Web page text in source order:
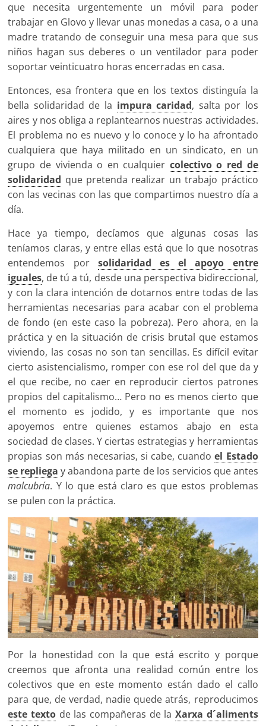
que necesita urgentemente un móvil para poder
trabajar en Glovo y llevar unas monedas a casa, o a una
madre tratando de conseguir una mesa para que sus
niños hagan sus deberes o un ventilador para poder
soportar veinticuatro horas encerradas en casa.
Entonces, esa frontera que en los textos distinguía la
bella solidaridad de la impura caridad, salta por los
aires y nos obliga a replantearnos nuestras actividades.
El problema no es nuevo y lo conoce y lo ha afrontado
cualquiera que haya militado en un sindicato, en un
grupo de vivienda o en cualquier colectivo o red de
solidaridad que pretenda realizar un trabajo práctico
con las vecinas con las que compartimos nuestro día a
día.
Hace ya tiempo, decíamos que algunas cosas las
teníamos claras, y entre ellas está que lo que nosotras
entendemos por solidaridad es el apoyo entre
iguales, de tú a tú, desde una perspectiva bidireccional,
y con la clara intención de dotarnos entre todas de las
herramientas necesarias para acabar con el problema
de fondo (en este caso la pobreza). Pero ahora, en la
práctica y en la situación de crisis brutal que estamos
viviendo, las cosas no son tan sencillas. Es difícil evitar
cierto asistencialismo, romper con ese rol del que da y
el que recibe, no caer en reproducir ciertos patrones
propios del capitalismo… Pero no es menos cierto que
el momento es jodido, y es importante que nos
apoyemos entre quienes estamos abajo en esta
sociedad de clases. Y ciertas estrategias y herramientas
propias son más necesarias, si cabe, cuandoel Estado
se repliega y abandona parte de los servicios que antes
malcubría. Y lo que está claro es que estos problemas
se pulen con la práctica.
Por la honestidad con la que está escrito y porque
creemos que afronta una realidad común entre los
colectivos que en este momento están dado el callo
para que, de verdad, nadie quede atrás, reproducimos
este texto de las compañeras de la Xarxa d´aliments